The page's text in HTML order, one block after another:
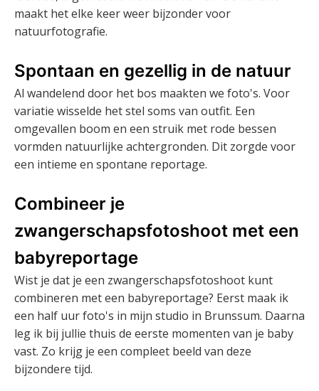
maakt het elke keer weer bijzonder voor
natuurfotografie.
Spontaan en gezellig in de natuur
Al wandelend door het bos maakten we foto's. Voor
variatie wisselde het stel soms van outfit. Een
omgevallen boom en een struik met rode bessen
vormden natuurlijke achtergronden. Dit zorgde voor
een intieme en spontane reportage.
Combineer je
zwangerschapsfotoshoot met een
babyreportage
Wist je dat je een zwangerschapsfotoshoot kunt
combineren met een babyreportage? Eerst maak ik
een half uur foto's in mijn studio in Brunssum. Daarna
leg ik bij jullie thuis de eerste momenten van je baby
vast. Zo krijg je een compleet beeld van deze
bijzondere tijd.